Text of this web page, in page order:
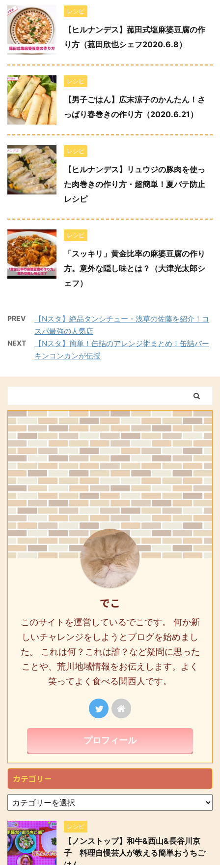
レシピ
【ヒルナンデス】菰田式塩麻婆豆腐の作
り方（菰田欣也シェフ2020.6.8）
レシピ
【男子ごはん】広末涼子のかんたん！さ
っぱり春巻きの作り方（2020.6.21）
レシピ
【ヒルナンデス】リュウジの豚肉を使っ
た肉巻きの作り方・超簡単！夏バテ防止
レシピ
レシピ
「スッキリ」黄金比率の麻婆豆腐の作り
方。意外な隠し味とは？（大津光太郎シ
ェフ）
PREV
【Nスタ】絶品タンシチュー・浅草の佐藤を紹介！コ
スパ最強の人気店
NEXT
【Nスタ】簡単！缶詰のアレンジ術まとめ！缶詰バー
キンコンカンが伝授
でこ
このサイトを運営しているでこです。 何か新
しいチャレンジをしようとブログを始めまし
た。 これは何？これは誰？など疑問に思った
ことや、荒川地域情報をお伝えします。よく
笑ってよく食べる関西人です。
プロフィール
カテゴリー
レシピ
【ノンストップ】和牛&西山&長谷川京
子 料理自慢芸人が教える簡単おうちご